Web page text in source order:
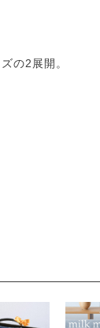
の2展開。